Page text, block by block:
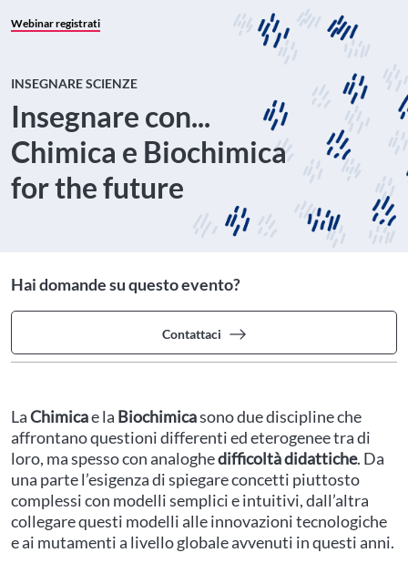
Webinar registrati
INSEGNARE SCIENZE
Insegnare con...
Chimica e Biochimica
for the future
Hai domande su questo evento?
Contattaci
LaChimicae la Biochimicasono due discipline che
affrontano questioni differenti ed eterogenee tra di
loro, ma spesso con analoghedifficoltà didattiche. Da
una parte l’esigenza di spiegare concetti piuttosto
complessi con modelli semplici e intuitivi, dall’altra
collegare questi modelli alle innovazioni tecnologiche
e ai mutamenti a livello globale avvenuti in questi anni.